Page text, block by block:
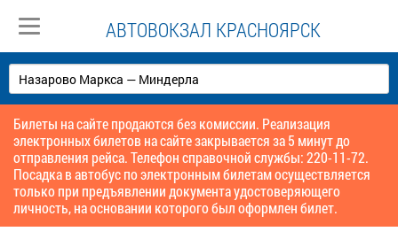
АВТОВОКЗАЛ КРАСНОЯРСК
Билеты на сайте продаются без комиссии. Реализация
электронных билетов на сайте закрывается за 5 минут до
отправления рейса. Телефон справочной службы: 220-11-72.
Посадка в автобус по электронным билетам осуществляется
только при предъявлении документа удостоверяющего
личность, на основании которого был оформлен билет.